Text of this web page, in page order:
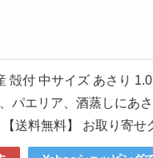
殻付 中サイズ あさり
パエリア、酒蒸しにあ
送料無料】 お取り寄せ